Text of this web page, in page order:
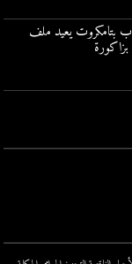
بتامكروت يعيد ملف